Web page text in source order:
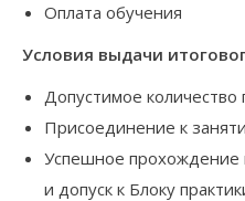
Оплата обучения
Условия выдачи
Допустимое
Присоединение к
Успешное прохождение
и допуск к Блоку